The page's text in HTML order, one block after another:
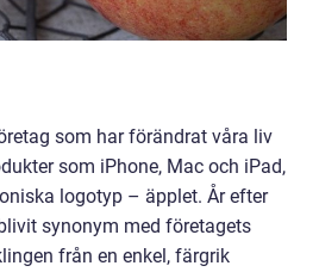
som har förändrat våra liv
som iPhone, Mac och iPad,
logotyp – äpplet. År efter
synonym med företagets
från en enkel, färgrik